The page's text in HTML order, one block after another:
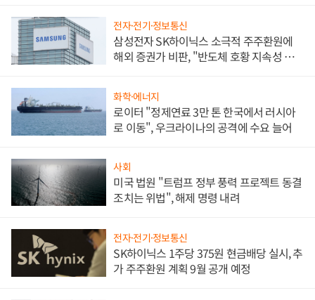
전자·전기·정보통신
삼성전자 SK하이닉스 소극적 주주환원에
해외 증권가 비판, "반도체 호황 지속성 의
화학·에너지
로이터 "정제연료 3만 톤 한국에서 러시아
로 이동", 우크라이나의 공격에 수요 늘어
사회
미국 법원 "트럼프 정부 풍력 프로젝트 동결
조치는 위법", 해제 명령 내려
전자·전기·정보통신
SK하이닉스 1주당 375원 현금배당 실시, 추
가 주주환원 계획 9월 공개 예정